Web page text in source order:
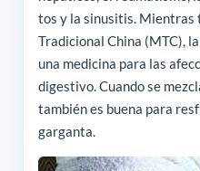
tos y la sinusitis. Mientras
Tradicional China (MTC),
una medicina para las
digestivo. Cuando se
también es buena para
garganta.